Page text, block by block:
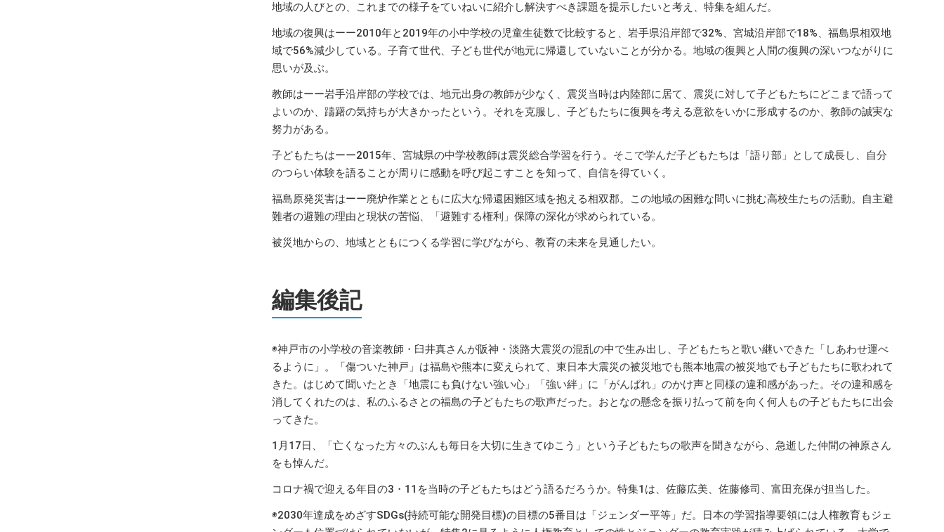
地域の人びとの、これまでの様子をていねいに紹介し解決すべき課題を提示したいと考え、特集を組んだ。
地域の復興はーー2010年と2019年の小中学校の児童生徒数で比較すると、岩手県沿岸部で32%、宮城沿岸部で18%、福島県相双地
域で56%減少している。子育て世代、子ども世代が地元に帰還していないことが分かる。地域の復興と人間の復興の深いつながりに
思いが及ぶ。
教師はーー岩手沿岸部の学校では、地元出身の教師が少なく、震災当時は内陸部に居て、震災に対して子どもたちにどこまで語って
よいのか、躊躇の気持ちが大きかったという。それを克服し、子どもたちに復興を考える意欲をいかに形成するのか、教師の誠実な
努力がある。
子どもたちはーー2015年、宮城県の中学校教師は震災総合学習を行う。そこで学んだ子どもたちは「語り部」として成長し、自分
のつらい体験を語ることが周りに感動を呼び起こすことを知って、自信を得ていく。
福島原発災害はーー廃炉作業とともに広大な帰還困難区域を抱える相双郡。この地域の困難な問いに挑む高校生たちの活動。自主避
難者の避難の理由と現状の苦悩、「避難する権利」保障の深化が求められている。
被災地からの、地域とともにつくる学習に学びながら、教育の未来を見通したい。
編集後記
◉神戸市の小学校の音楽教師・臼井真さんが阪神・淡路大震災の混乱の中で生み出し、子どもたちと歌い継いできた「しあわせ運べ
るように」。「傷ついた神戸」は福島や熊本に変えられて、東日本大震災の被災地でも熊本地震の被災地でも子どもたちに歌われて
きた。はじめて聞いたとき「地震にも負けない強い心」「強い絆」に「がんばれ」のかけ声と同様の違和感があった。その違和感を
消してくれたのは、私のふるさとの福島の子どもたちの歌声だった。おとなの懸念を振り払って前を向く何人もの子どもたちに出会
ってきた。
1月17日、「亡くなった方々のぶんも毎日を大切に生きてゆこう」という子どもたちの歌声を聞きながら、急逝した仲間の神原さん
をも悼んだ。
コロナ禍で迎える年目の3・11を当時の子どもたちはどう語るだろうか。特集1は、佐藤広美、佐藤修司、富田充保が担当した。
◉2030年達成をめざすSDGs(持続可能な開発目標)の目標の5番目は「ジェンダー平等」だ。日本の学習指導要領には人権教育もジェ